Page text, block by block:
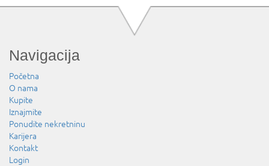
Navigacija
Početna
O nama
Kupite
Iznajmite
Ponudite nekretninu
Karijera
Kontakt
Login